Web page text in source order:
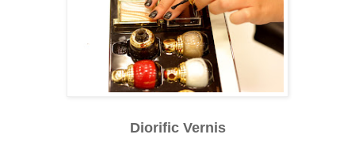
Diorific Vernis